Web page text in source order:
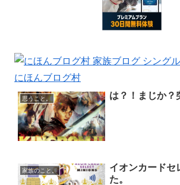
にほんブログ村
思うこと。 は？！まじか？
家族のこと。
イオンカードセ
た。